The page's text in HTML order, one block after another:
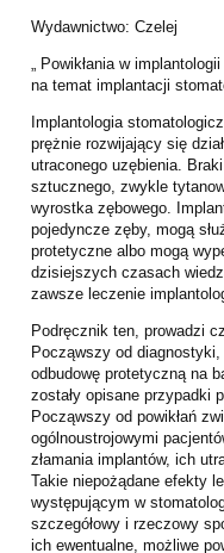
Wydawnictwo: Czelej
„ Powikłania w
na temat implantacji
Implantologia
prężnie rozwijający się
utraconego uzębienia.
sztucznego, zwykle
wyrostka zębowego.
pojedyncze zęby, mogą
protetyczne albo mogą
dzisiejszych czasach
zawsze leczenie
Podręcznik ten, prowadzi
Począwszy od
odbudowę protetyczną na
zostały opisane przypadki
Począwszy od powikłań
ogólnoustrojowymi
złamania implantów, ich
Takie niepożądane efekty
występującym w
szczegółowy i rzeczowy
ich ewentualne, możliwe